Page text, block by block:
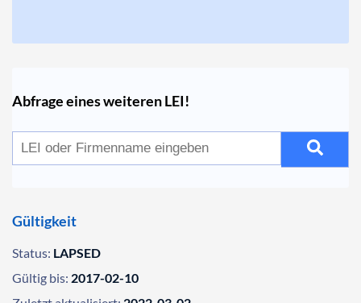
Abfrage eines weiteren LEI!
Gültigkeit
Status: LAPSED
Gültig bis: 2017-02-10